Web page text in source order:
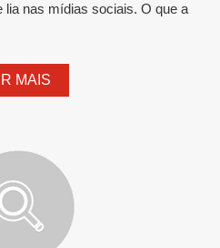
lia nas mídias sociais. O que a
MAIS